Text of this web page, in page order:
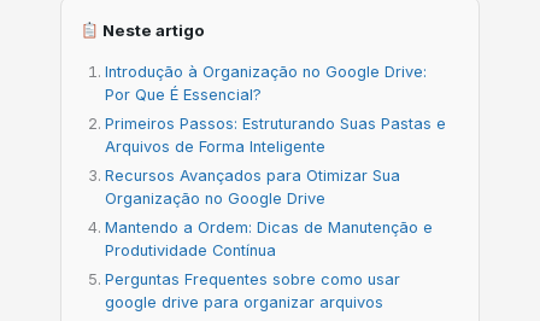
Neste artigo
Introdução à Organização no Google Drive:
Por Que É Essencial?
Primeiros Passos: Estruturando Suas Pastas e
Arquivos de Forma Inteligente
Recursos Avançados para Otimizar Sua
Organização no Google Drive
Mantendo a Ordem: Dicas de Manutenção e
Produtividade Contínua
Perguntas Frequentes sobre como usar
google drive para organizar arquivos